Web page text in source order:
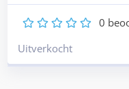
5
4
3
2 0
Uitverkocht